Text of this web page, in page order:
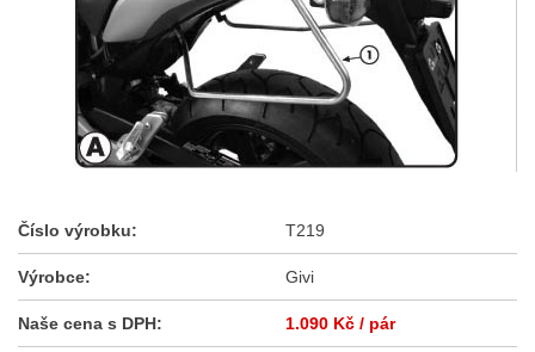
Číslo výrobku: T219
Výrobce: Givi
Naše cena s DPH: 1.090 Kč / pár